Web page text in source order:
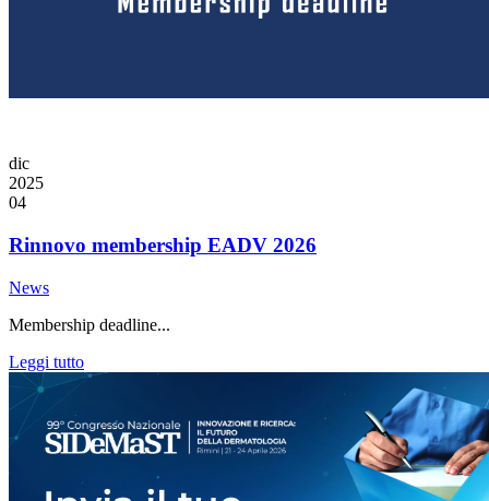
dic
2025
04
Rinnovo membership EADV 2026
News
Membership deadline...
Leggi tutto